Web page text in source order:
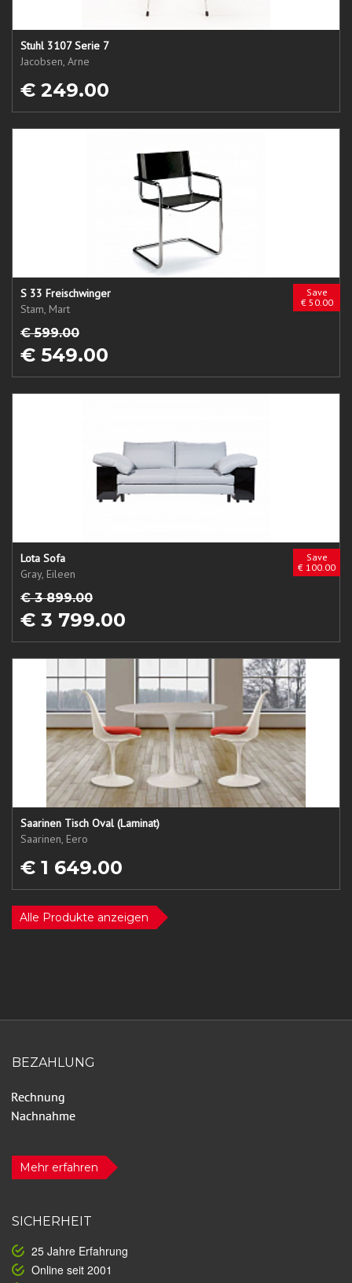
Stuhl 3107 Serie 7
Jacobsen, Arne
€ 249.00
Save
€ 50.00
S 33 Freischwinger
Stam, Mart
€ 599.00
€ 549.00
Save
€ 100.00
Lota Sofa
Gray, Eileen
€ 3 899.00
€ 3 799.00
Saarinen Tisch Oval (Laminat)
Saarinen, Eero
€ 1 649.00
Alle Produkte anzeigen
BEZAHLUNG
Mehr erfahren
SICHERHEIT
25 Jahre Erfahrung
Online seit 2001